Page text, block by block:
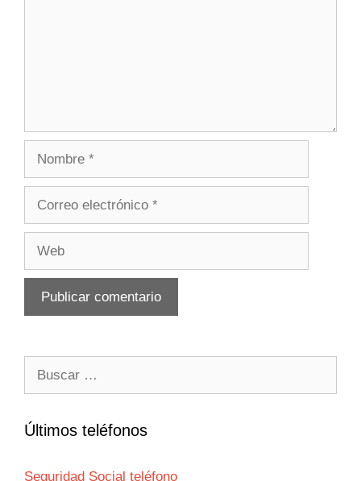
Últimos teléfonos
Seguridad Social teléfono